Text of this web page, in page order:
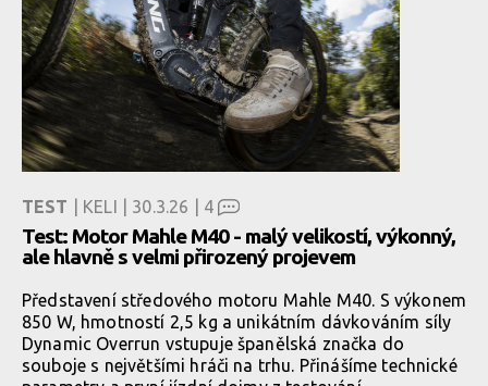
TEST | KELI | 30.3.26 | 4
Test: Motor Mahle M40 - malý velikostí, výkonný,
ale hlavně s velmi přirozený projevem
Představení středového motoru Mahle M40. S výkonem
850 W, hmotností 2,5 kg a unikátním dávkováním síly
Dynamic Overrun vstupuje španělská značka do
souboje s největšími hráči na trhu. Přinášíme technické